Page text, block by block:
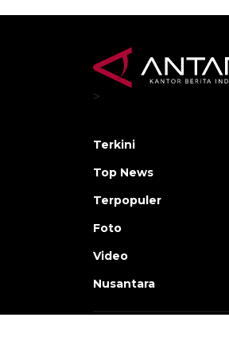
>
Terkini
Top News
Terpopuler
Foto
Video
Nusantara